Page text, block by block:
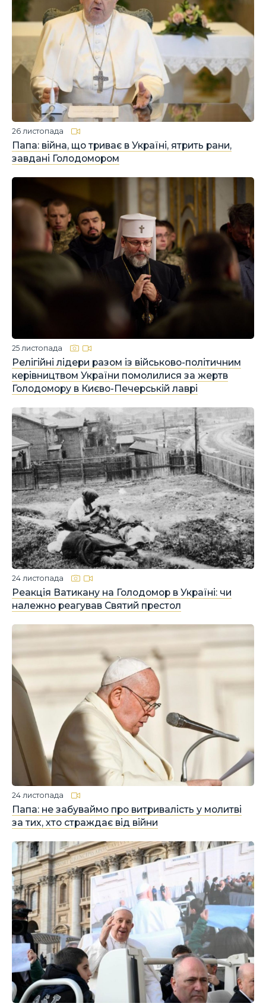
Папа: війна, що триває в Україні, ятрить рани,
завдані Голодомором
26 листопада
Релігійні лідери разом із військово-політичним
керівництвом України помолилися за жертв
Голодомору в Києво-Печерській лаврі
25 листопада
Реакція Ватикану на Голодомор в Україні: чи
належно реагував Святий престол
24 листопада
Папа: не забуваймо про витривалість у молитві
за тих, хто страждає від війни
24 листопада